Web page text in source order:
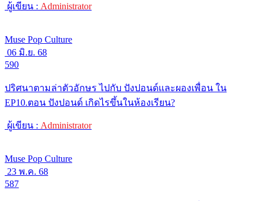
ผู้เขียน : Administrator
Muse Pop Culture
06 มิ.ย. 68
590
ปริศนาตามล่าตัวอักษร ไปกับ ปังปอนด์และผองเพื่อน ใน
EP10.ตอน ปังปอนด์ เกิดไรขึ้นในห้องเรียน?
ผู้เขียน : Administrator
Muse Pop Culture
23 พ.ค. 68
587